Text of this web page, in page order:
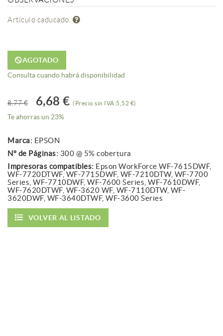
Artículo caducado.
AGOTADO
Consulta cuando habrá disponibilidad
8,77 € 6,68 € (Precio sin IVA:5,52 €)
Te ahorras un 23%
Marca: EPSON
Nº de Páginas: 300 @ 5% cobertura
Impresoras compatibles: Epson WorkForce WF-7615DWF,
WF-7720DTWF, WF-7715DWF, WF-7210DTW, WF-7700
Series, WF-7710DWF, WF-7600 Series, WF-7610DWF,
WF-7620DTWF, WF-3620 WF, WF-7110DTW, WF-
3620DWF, WF-3640DTWF, WF-3600 Series
VOLVER AL LISTADO